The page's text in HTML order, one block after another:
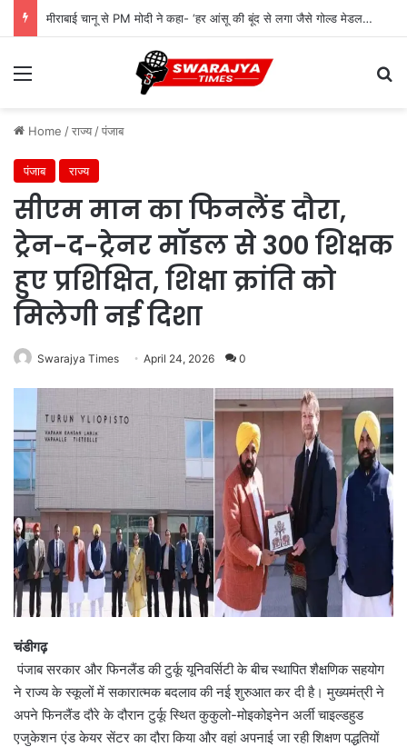
मीराबाई चानू से PM मोदी ने कहा- ‘हर आंसू की बूंद से लगा जैसे गोल्ड मेडल टपक रहा हो’
Menu
Home /राज्य /पंजाब
पंजाब राज्य
सीएम मान का फिनलैंड दौरा,
ट्रेन-द-ट्रेनर मॉडल से 300 शिक्षक
हुए प्रशिक्षित, शिक्षा क्रांति को
मिलेगी नई दिशा
Swarajya Times April 24, 2026 0
चंडीगढ़
पंजाब सरकार और फिनलैंड की टुर्कू यूनिवर्सिटी के बीच स्थापित शैक्षणिक सहयोग
ने राज्य के स्कूलों में सकारात्मक बदलाव की नई शुरुआत कर दी है। मुख्यमंत्री ने
अपने फिनलैंड दौरे के दौरान टुर्कू स्थित कुकुलो-मोइकोइनेन अर्ली चाइल्डहुड
एजुकेशन एंड केयर सेंटर का दौरा किया और वहां अपनाई जा रही शिक्षण पद्धतियों